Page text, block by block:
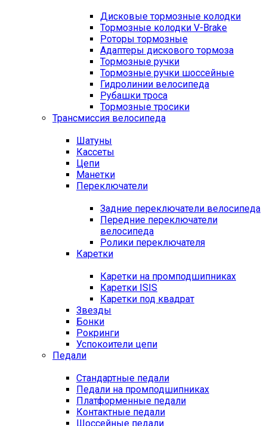
Дисковые тормозные колодки
Тормозные колодки V-Brake
Роторы тормозные
Адаптеры дискового тормоза
Тормозные ручки
Тормозные ручки шоссейные
Гидролинии велосипеда
Рубашки троса
Тормозные тросики
Трансмиссия велосипеда
Шатуны
Кассеты
Цепи
Манетки
Переключатели
Задние переключатели велосипеда
Передние переключатели
велосипеда
Ролики переключателя
Каретки
Каретки на промподшипниках
Каретки ISIS
Каретки под квадрат
Звезды
Бонки
Рокринги
Успокоители цепи
Педали
Стандартные педали
Педали на промподшипниках
Платформенные педали
Контактные педали
Шоссейные педали